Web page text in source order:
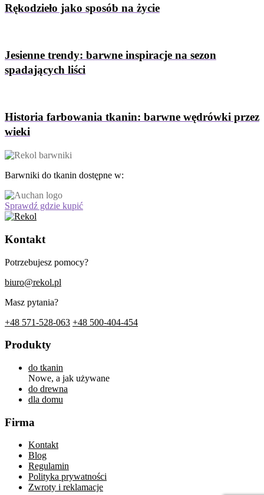
Rękodzieło jako sposób na życie
Jesienne trendy: barwne inspiracje na sezon
spadających liści
Historia farbowania tkanin: barwne wędrówki przez
wieki
Barwniki do tkanin dostępne w:
Sprawdź gdzie kupić
Kontakt
Potrzebujesz pomocy?
biuro@rekol.pl
Masz pytania?
+48 571-528-063 +48 500-404-454
Produkty
do tkanin
Nowe, a jak używane
do drewna
dla domu
Firma
Kontakt
Blog
Regulamin
Polityka prywatności
Zwroty i reklamacje